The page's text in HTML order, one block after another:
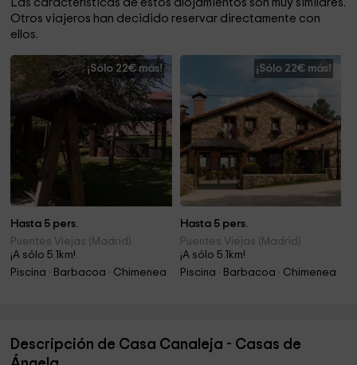
Las características de estos alojamientos son muy similares.
Otros viajeros han decidido reservar directamente con
ellos.
¡Sólo 22€ más!
Hasta 5 pers.
Puentes Viejas (Madrid)
¡A sólo 5.1km!
Piscina · Barbacoa · Chimenea
¡Sólo 22€ más!
Hasta 5 pers.
Puentes Viejas (Madrid)
¡A sólo 5.1km!
Piscina · Barbacoa · Chimenea
Descripción de Casa Canaleja - Casas de